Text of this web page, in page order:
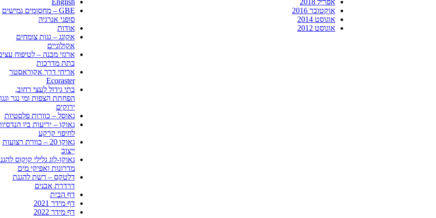
English
GBE – מחסומים גמישים
סופגי אנרגיה
אודות
אקוגג – גגות צומחים
אקולוגיים
ארגזי מבנה – לטיפוח
בתת מדרכות
אריחי דרך אקוראסטר
Ecoraster
בתי גידול לעצי רחוב,
הפחתת הצפות ומי נגר
ירוקים
גאוסל – כוורות פלסטיות
גאוקו – יריעות ביו
לחיפוי קרקע
גאוקו 20 – כוורת רצועות
ייצוב
גאוקו-לוג גלילי קוקוס
מדרונות ואפיקי מים
דלטקס – רשת להגנת
דרדרת אבנים
דף הבית
דף מידר 2021
דף מידר 2022
אפריל 2018
אוקטובר 2016
אוגוסט 2014
אוגוסט 2012